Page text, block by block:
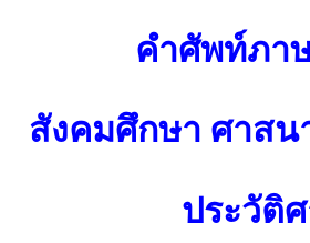
คำศัพท์ภา
สังคมศึกษา ศาส
ประวัติ